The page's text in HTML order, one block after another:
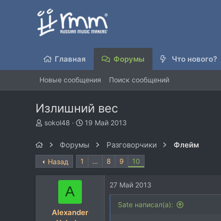
Главная Форумы Что нового?
Новые сообщения Поиск сообщений
Излишний вес
А
р
т
sokol48
Д
а
а
19 Май 2013
Форумы Разговорчики Флейм
Назад 1 … 8 9 10
A
Alexander
27 Май 2013
Sate написал(а):